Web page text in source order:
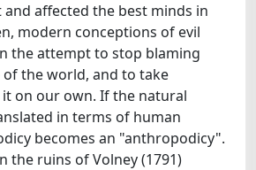
affected the best minds in
modern conceptions of evil
the attempt to stop blaming
the world, and to take
on our own. If the natural
in terms of human
becomes an "anthropodicy".
the ruins of Volney (1791)